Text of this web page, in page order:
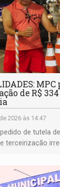
MPC
de R$
2026 às 14:47
de tutela
terceirização